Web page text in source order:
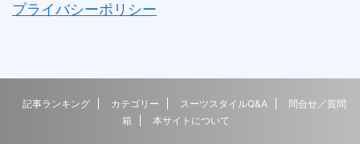
プライバシーポリシー
記事ランキング カテゴリー スーツスタイルQ&A
問合せ／質問
箱
本サイトについて